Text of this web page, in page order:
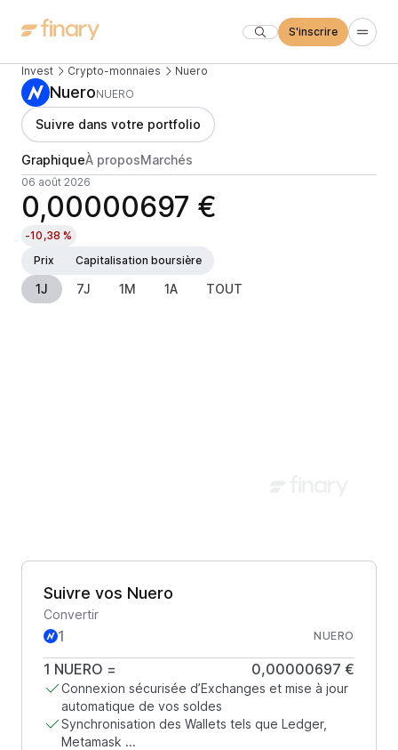
S'inscrire
Invest Crypto-monnaies Nuero
NueroNUERO
Suivre dans votre portfolio
GraphiqueÀ proposMarchés
06 août 2026
0,00000697 €
-10,38 %
Prix
Capitalisation boursière
1J 7J 1M 1A TOUT
Suivre vos Nuero
Convertir
NUERO
1 NUERO = 0,00000697 €
Connexion sécurisée d’Exchanges et mise à jour
automatique de vos soldes
Synchronisation des Wallets tels que Ledger,
Metamask ...